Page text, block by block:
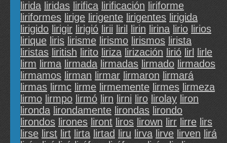
lirida liridas lirifica lirificación liriforme
liriformes lirige lirigente lirigentes lirigida
lirigido lirigir lirigió lirii liril lirin lirina lirio lirios
lirique liris lirisme lirismo lirismos lirista
liristas liritish lirito liriza lirización lirió lirl
lirle
lirm lirma lirmada lirmadas lirmado lirmados
lirmamos lirman lirmar lirmaron lirmará
lirmas lirmc lirme lirmemente lirmes lirmeza
lirmo lirmpo lirmó lirn lirni liro lirolay liron
lironda lirondamente lirondas lirondo
lirondos lirones liront liros lirown lirr lirre lirs
lirse lirst lirt lirta lirtad liru lirva lirve lirven lirá